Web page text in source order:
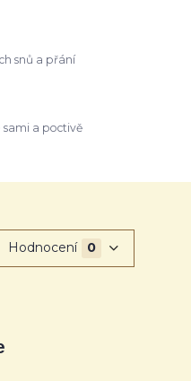
snů a přání
sami a poctivě
Hodnocení 0